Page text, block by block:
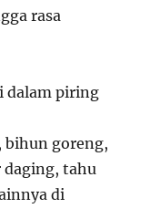
rasa
dalam piring
bihun goreng,
daging, tahu
di